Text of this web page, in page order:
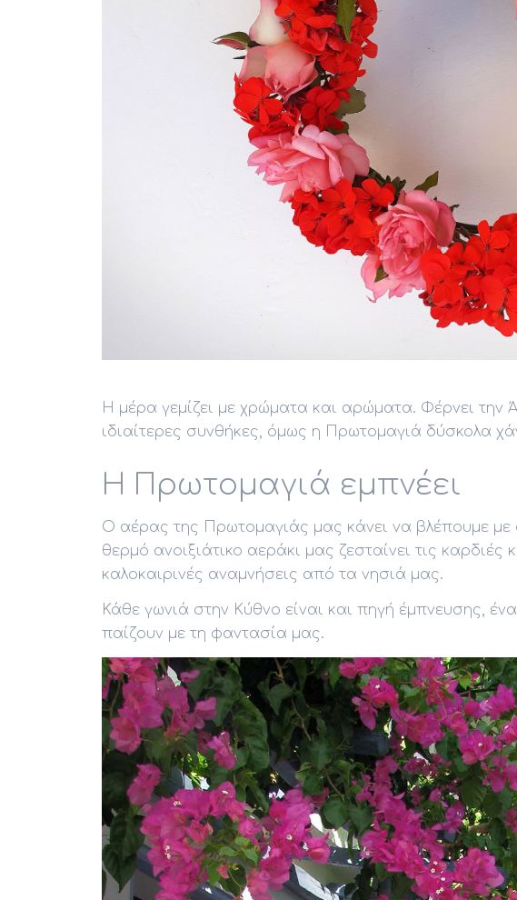
Η μέρα γεμίζει με χρώματα και αρώματα. Φέρνει την
ιδιαίτερες συνθήκες, όμως η Πρωτομαγιά δύσκολα
Η Πρωτομαγιά εμπνέει
Ο αέρας της Πρωτομαγιάς μας κάνει να βλέπουμε με
θερμό ανοιξιάτικο αεράκι μας ζεσταίνει τις
καλοκαιρινές αναμνήσεις από τα νησιά μας.
Κάθε γωνιά στην Κύθνο είναι και πηγή έμπνευσης,
παίζουν με τη φαντασία μας.